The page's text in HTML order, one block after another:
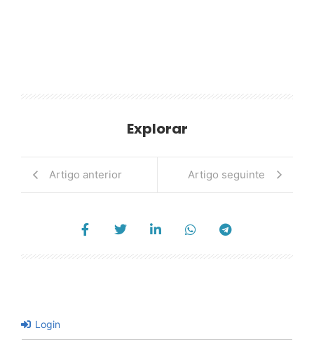
Explorar
Artigo anterior Artigo seguinte
Login